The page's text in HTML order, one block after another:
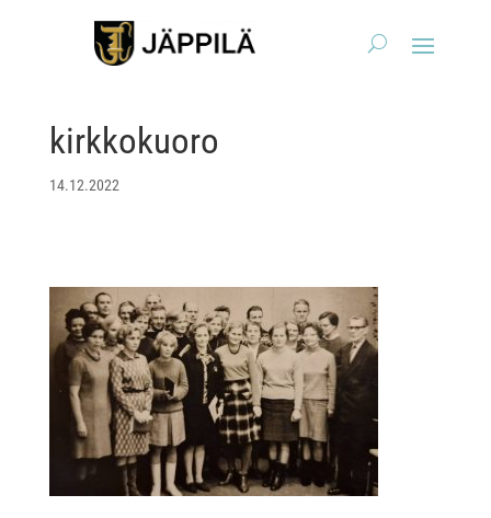
kirkkokuoro
14.12.2022